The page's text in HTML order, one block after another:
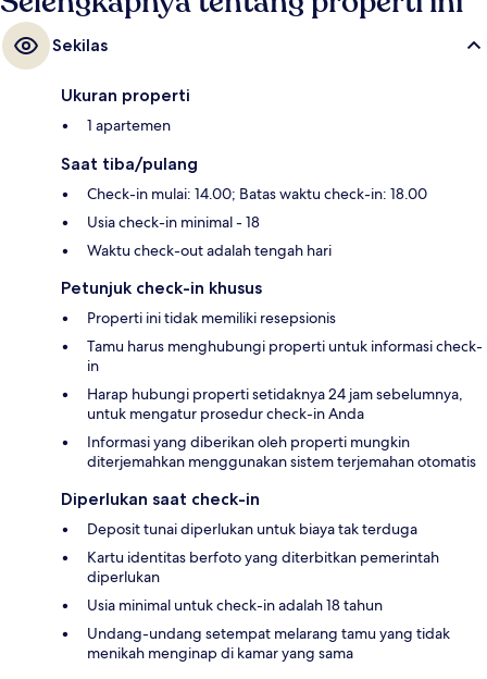
Sekilas
Ukuran properti
1 apartemen
Saat tiba/pulang
Check-in mulai: 14.00; Batas waktu check-in: 18.00
Usia check-in minimal - 18
Waktu check-out adalah tengah hari
Petunjuk check-in khusus
Properti ini tidak memiliki resepsionis
Tamu harus menghubungi properti untuk informasi check-
in
Harap hubungi properti setidaknya 24 jam sebelumnya,
untuk mengatur prosedur check-in Anda
Informasi yang diberikan oleh properti mungkin
diterjemahkan menggunakan sistem terjemahan otomatis
Diperlukan saat check-in
Deposit tunai diperlukan untuk biaya tak terduga
Kartu identitas berfoto yang diterbitkan pemerintah
diperlukan
Usia minimal untuk check-in adalah 18 tahun
Undang-undang setempat melarang tamu yang tidak
menikah menginap di kamar yang sama